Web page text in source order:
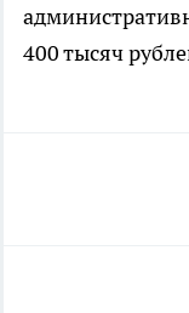
400 тысяч